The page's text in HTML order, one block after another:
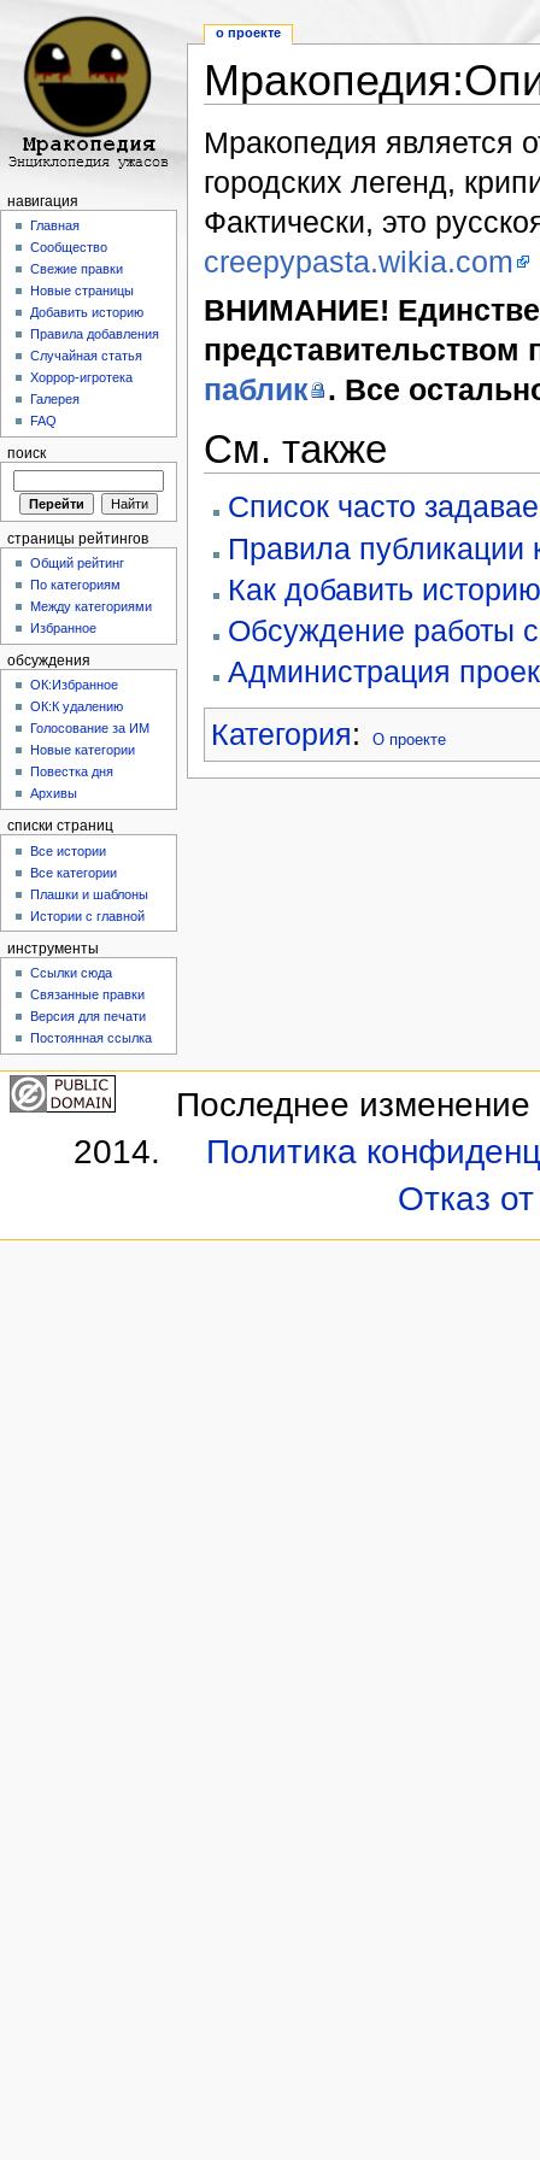
Мракопедия является
городских легенд,
Фактически, это
creepypasta.wikia.com
ВНИМАНИЕ!
представительством
паблик
. Все
См. также
Список часто
Правила публикации
Как добавить историю
Обсуждение работы
Администрация
Категория: О проекте
о проекте
навигация
Главная
Сообщество
Свежие правки
Новые страницы
Добавить историю
Правила добавления
Случайная статья
Хоррор-игротека
Галерея
FAQ
поиск
страницы рейтингов
Общий рейтинг
По категориям
Между категориями
Избранное
обсуждения
ОК:Избранное
ОК:К удалению
Голосование за ИМ
Новые категории
Повестка дня
Архивы
списки страниц
Все истории
Все категории
Плашки и шаблоны
Истории с главной
инструменты
Ссылки сюда
Связанные правки
Версия для печати
Постоянная ссылка
Последнее
2014.
Политика
Отказ